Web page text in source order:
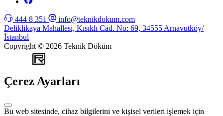
444 8 351
info@teknikdokum.com
Deliklikaya Mahallesi, Kısıklı Cad. No: 69, 34555 Arnavutköy/
İstanbul
Copyright © 2026 Teknik Döküm
Çerez Ayarları
Bu web sitesinde, cihaz bilgilerini ve kişisel verileri işlemek için